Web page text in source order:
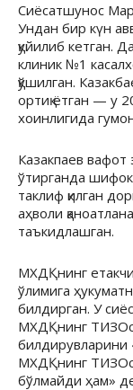
Сиёсатшунос
Ундан бир күн
қуйилиб
клиник №1
қўшилган.
ортиқ ётган — у
хоинлигида
Казакпаев
ўтирганда
таклиф қилган
аҳволи
таъкидлашган.
МХДҚнинг
ўлимига
билдирган. У
МХДҚнинг
билдирувларини
МХДҚнинг
бўлмайди ҳам»